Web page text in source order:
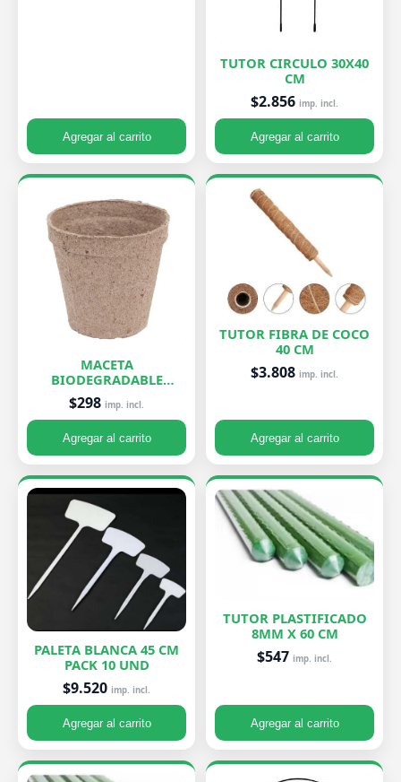
Agregar al carrito
TUTOR CIRCULO 30X40
CM
$2.856 imp. incl.
Agregar al carrito
MACETA
BIODEGRADABLE
PEQUEÑA 7X8 CM
$298 imp. incl.
Agregar al carrito
TUTOR FIBRA DE COCO
40 CM
$3.808 imp. incl.
Agregar al carrito
PALETA BLANCA 45 CM
PACK 10 UND
$9.520 imp. incl.
Agregar al carrito
TUTOR PLASTIFICADO
8MM X 60 CM
$547 imp. incl.
Agregar al carrito